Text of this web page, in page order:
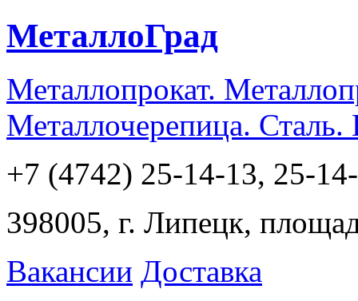
МеталлоГрад
Металлопрокат.
Металлочерепица.
+7 (4742) 25-14-13, 25-
398005, г. Липецк,
Вакансии Доставка